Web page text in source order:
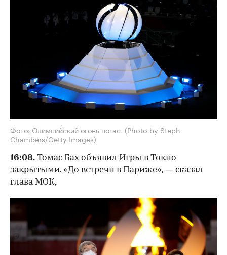
Фото: Олимпийский огонь погас (Photo by Steph
Chambers/Getty Images)
16:08. Томас Бах объявил Игры в Токио
закрытыми. «До встречи в Париже», — сказал
глава МОК,